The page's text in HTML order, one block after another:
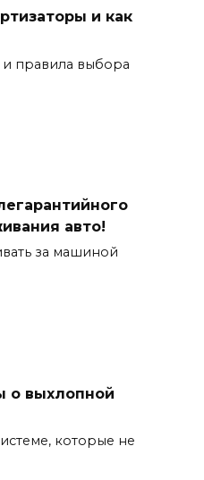
и как
правила выбора
авто!
за машиной
о выхлопной
которые не